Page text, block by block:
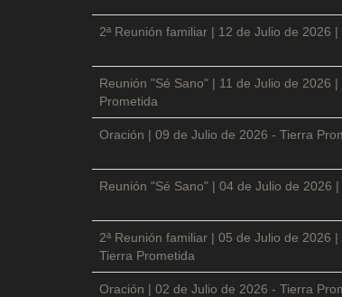
2ª Reunión familiar | 12 de Julio de 2026
Reunión "Sé Sano" | 11 de Julio de 2026
Prometida
Oración | 09 de Julio de 2026 - Tierra
Reunión "Sé Sano" | 04 de Julio de 2026
2ª Reunión familiar | 05 de Julio de 2026
Tierra Prometida
Oración | 02 de Julio de 2026 - Tierra